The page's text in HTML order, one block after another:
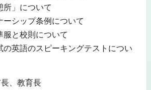
」について
シップ条例について
と校則について
英語のスピーキングテストについ
、教育長